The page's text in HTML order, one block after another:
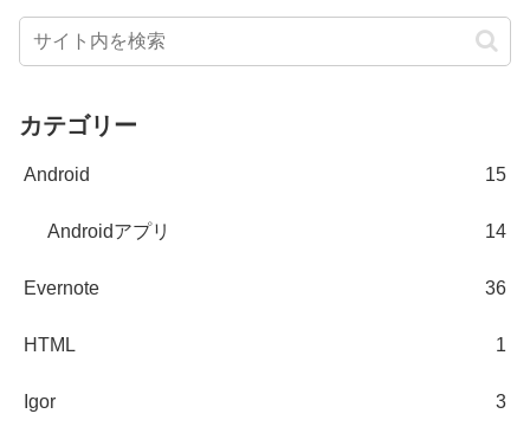
カテゴリー
Android 15
Androidアプリ 14
Evernote 36
HTML 1
Igor 3